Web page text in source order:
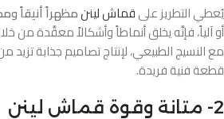
يُعطي التطريز علىقماش ليننمظهراً أنيقاً
أو آلياً، فإنَّه يخلق أنماطاً وأشكالاً معقَّدة من
مع النسيج الطبيعي، لإنتاج تصاميم جذابة
قطعة فنية فريدة.
2- متانة وقوة قماش لينن